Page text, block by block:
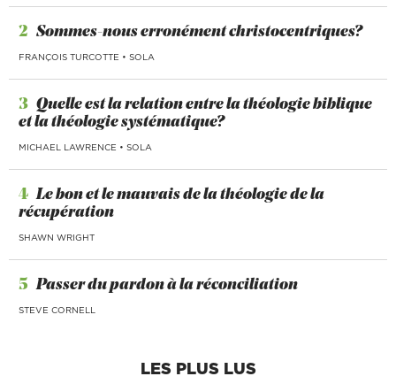
2 Sommes-nous erronément christocentriques?
FRANÇOIS TURCOTTE • SOLA
3 Quelle est la relation entre la théologie biblique
et la théologie systématique?
MICHAEL LAWRENCE • SOLA
4 Le bon et le mauvais de la théologie de la
récupération
SHAWN WRIGHT
5 Passer du pardon à la réconciliation
STEVE CORNELL
LES PLUS LUS